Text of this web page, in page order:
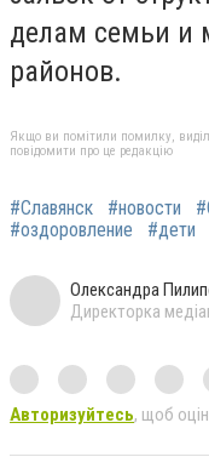
делам семьи и
районов.
Якщо ви помітили помилку,
повідомити про це редакцію
#Славянск #новости
#оздоровление
#дети
Олександра
Директорка
Авторизуйтесь, щоб